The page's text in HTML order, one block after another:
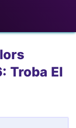
Troba El